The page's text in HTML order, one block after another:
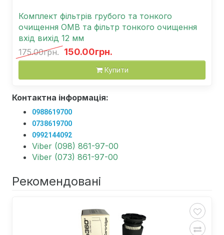
Комплект фільтрів грубого та тонкого
очищення OMB та фільтр тонкого очищення
вхід вихід 12 мм
175.00грн. 150.00грн.
Купити
Контактна інформація:
0988619700
0738619700
0992144092
Viber (098) 861-97-00
Viber (073) 861-97-00
Рекомендовані